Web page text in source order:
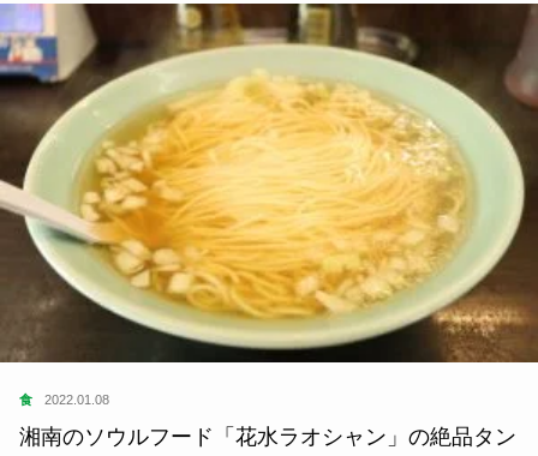
食 2022.01.08
湘南のソウルフード「花水ラオシャン」の絶品タン